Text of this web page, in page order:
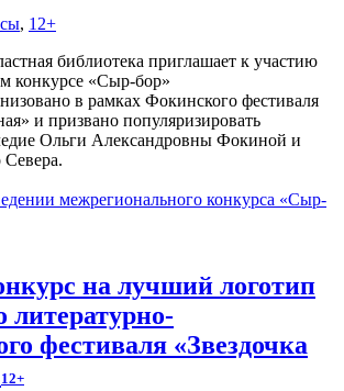
, 12+
в рамках Фокинского фестиваля
и призвано популяризировать
Ольги Александровны Фокиной и
Севера.
межрегионального конкурса «Сыр-
на лучший логотип
литературно-
фестиваля «Звездочка
12+